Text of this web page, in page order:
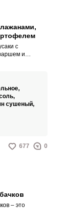
с
и
мясной
соусом и
Есть
мусаки, но
рецепт
Совет по
сушеный,
677 0
– это